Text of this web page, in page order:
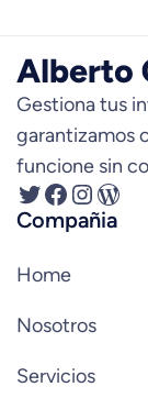
Gestiona tus
garantizamos
funcione sin
Twitter Facebook InstagramWordPress
Compañia
Home
Nosotros
Servicios